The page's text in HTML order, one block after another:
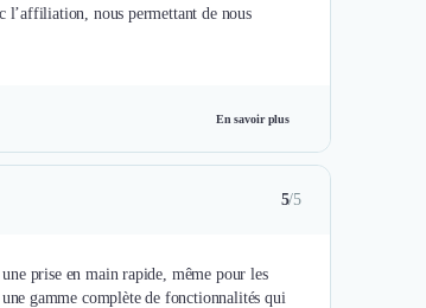
l’affiliation, nous permettant de nous
En savoir plus
5/5
prise en main rapide, même pour les
gamme complète de fonctionnalités qui